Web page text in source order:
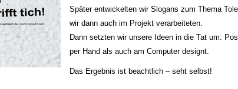
Später entwickelten wir Slogans zum Thema
wir dann auch im Projekt verarbeiteten.
Dann setzten wir unsere Ideen in die Tat um:
per Hand als auch am Computer designt.
Das Ergebnis ist beachtlich – seht selbst!